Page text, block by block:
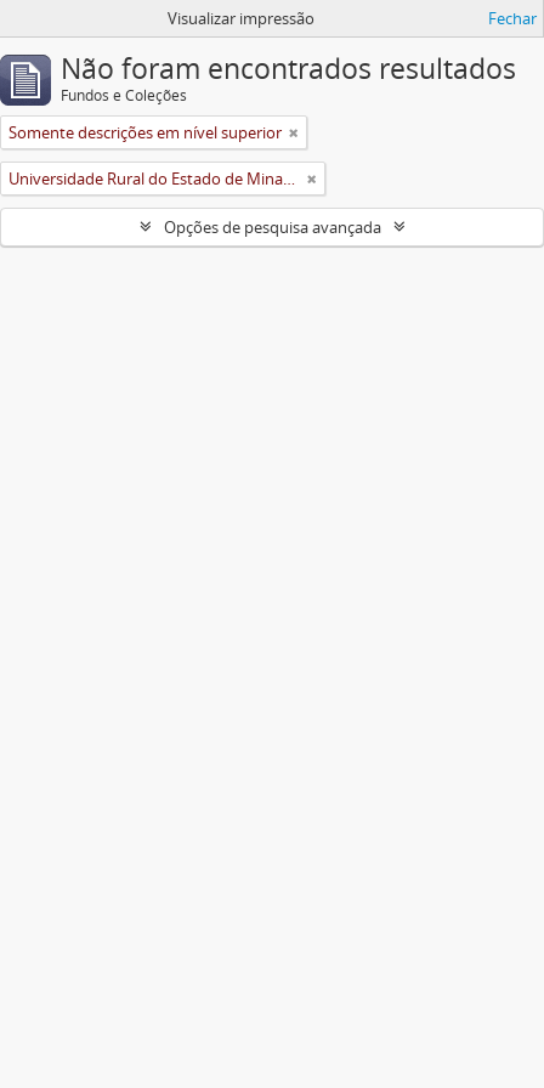
Visualizar impressão Fechar
Não foram encontrados resultados
Fundos e Coleções
Somente descrições em nível superior
Universidade Rural do Estado de Minas Gerais (Uremg)
Opções de pesquisa avançada